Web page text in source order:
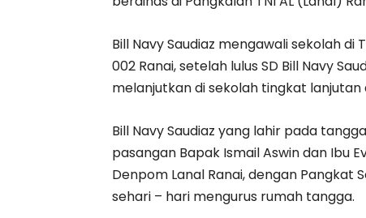
Bill Navy Saudiaz mengawali sekolah di
002 Ranai, setelah lulus SD Bill Navy
melanjutkan di sekolah tingkat lanjutan
Bill Navy Saudiaz yang lahir pada
pasangan Bapak Ismail Aswin dan Ibu
Denpom Lanal Ranai, dengan Pangkat
sehari – hari mengurus rumah tangga.